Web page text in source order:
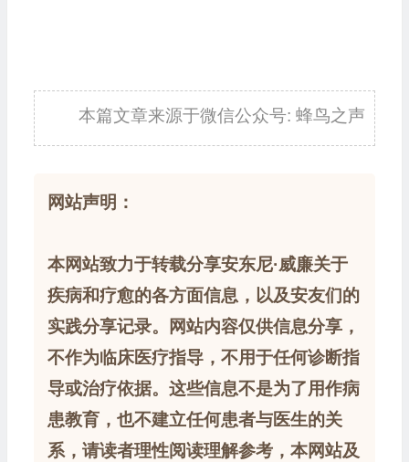
本篇文章来源于微信公众号: 蜂鸟之声
网站声明：
本网站致力于转载分享安东尼·威廉关于
疾病和疗愈的各方面信息，以及安友们的
实践分享记录。网站内容仅供信息分享，
不作为临床医疗指导，不用于任何诊断指
导或治疗依据。这些信息不是为了用作病
患教育，也不建立任何患者与医生的关
系，请读者理性阅读理解参考，本网站及